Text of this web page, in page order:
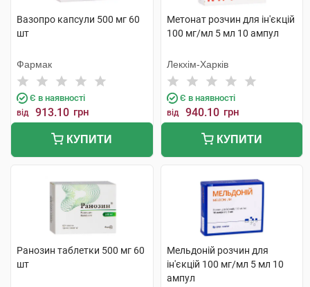
Вазопро капсули 500 мг 60
шт
Фармак
Є в наявності
від 913.10 грн
КУПИТИ
Метонат розчин для ін'єкцій
100 мг/мл 5 мл 10 ампул
Лекхім-Харків
Є в наявності
від 940.10 грн
КУПИТИ
Ранозин таблетки 500 мг 60
шт
Мельдоній розчин для
ін'єкцій 100 мг/мл 5 мл 10
ампул